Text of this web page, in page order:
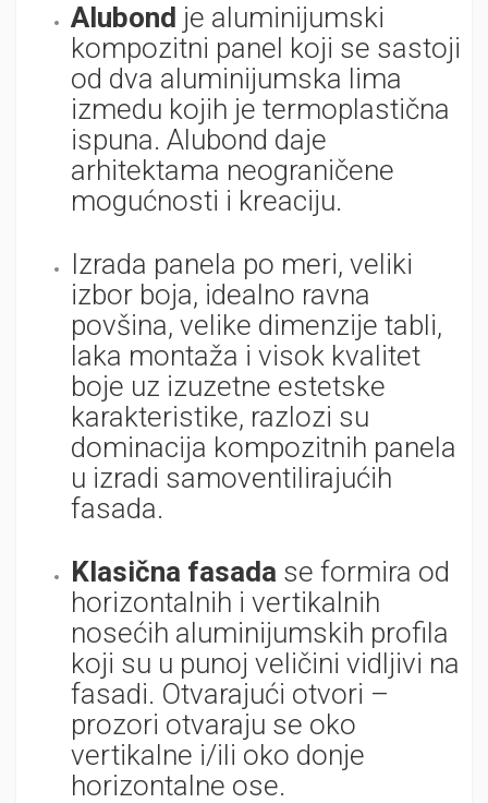
Alubond je aluminijumski
kompozitni panel koji se sastoji
od dva aluminijumska lima
izmedu kojih je termoplastična
ispuna. Alubond daje
arhitektama neograničene
mogućnosti i kreaciju.
Izrada panela po meri, veliki
izbor boja, idealno ravna
povšina, velike dimenzije tabli,
laka montaža i visok kvalitet
boje uz izuzetne estetske
karakteristike, razlozi su
dominacija kompozitnih panela
u izradi samoventilirajućih
fasada.
Klasična fasada se formira od
horizontalnih i vertikalnih
nosećih aluminijumskih profila
koji su u punoj veličini vidljivi na
fasadi. Otvarajući otvori –
prozori otvaraju se oko
vertikalne i/ili oko donje
horizontalne ose.